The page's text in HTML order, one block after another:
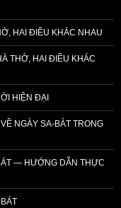
HAI ĐIỀU KHÁC NHAU
THỜ, HAI ĐIỀU KHÁC
HIỆN ĐẠI
NGÀY SA-BÁT TRONG
— HƯỚNG DẪN THỰC